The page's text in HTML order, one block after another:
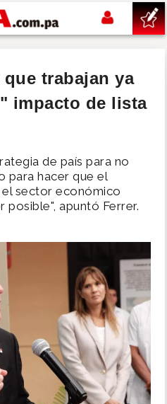
trabajan ya
impacto de lista
de país para no
para hacer que el
sector económico
posible", apuntó Ferrer.